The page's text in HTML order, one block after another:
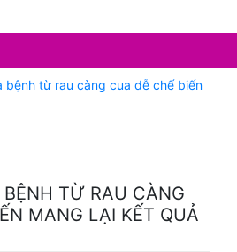
bệnh từ rau càng cua dễ chế biến
TỪ RAU CÀNG
MANG LẠI KẾT QUẢ